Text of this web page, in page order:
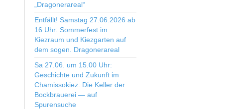
„Dragonerareal“
Entfällt! Samstag 27.06.2026 ab
16 Uhr: Sommerfest im
Kiezraum und Kiezgarten auf
dem sogen. Dragonerareal
Sa 27.06. um 15.00 Uhr:
Geschichte und Zukunft im
Chamissokiez: Die Keller der
Bockbrauerei — auf
Spurensuche